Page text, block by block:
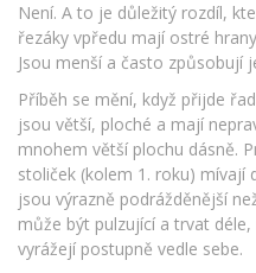
Není. A to je důležitý rozdíl,
řezáky vpředu mají ostré
Jsou menší a často způsobují
Příběh se mění, když přijde
jsou větší, ploché a mají
mnohem větší plochu dásně.
stoliček (kolem 1. roku) mívají
jsou výrazně podrážděnější
může být pulzující a trvat
vyrážejí postupně vedle sebe.